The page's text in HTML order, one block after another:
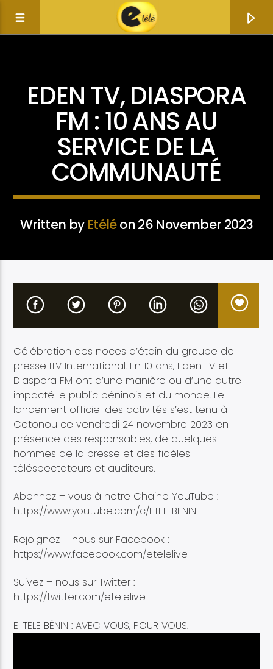
Current track
Artist
Etele en direct
EDEN TV, DIASPORA
FM : 10 ANS AU
SERVICE DE LA
COMMUNAUTÉ
Written by Etéléon 26 November 2023
Célébration des noces d’étain du groupe de
presse ITV International. En 10 ans, Eden TV et
Diaspora FM ont d’une manière ou d’une autre
impacté le public béninois et du monde. Le
lancement officiel des activités s’est tenu à
Cotonou ce vendredi 24 novembre 2023 en
présence des responsables, de quelques
hommes de la presse et des fidèles
téléspectateurs et auditeurs.
Abonnez – vous à notre Chaine YouTube :
https://www.youtube.com/c/ETELEBENIN
Rejoignez – nous sur Facebook :
https://www.facebook.com/etelelive
Suivez – nous sur Twitter :
https://twitter.com/etelelive
E-TELE BÉNIN : AVEC VOUS, POUR VOUS.